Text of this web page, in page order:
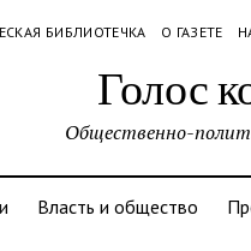
БИБЛИОТЕЧКА О ГАЗЕТЕ
Голос
Общественно-
Власть и общество